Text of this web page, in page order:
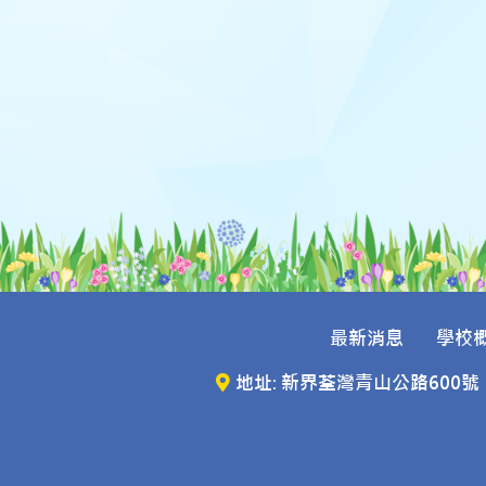
最新消息
學校
地址: 新界荃灣青山公路600